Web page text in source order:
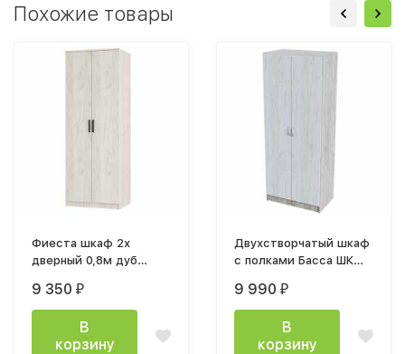
Похожие товары
Фиеста шкаф 2х
дверный 0,8м дуб
9 350 ₽
В
корзину
Двухстворчатый шкаф
с полками Басса ШК
800х2020х506мм дуб
крафт белый/дуб
крафт серый
9 990 ₽
В
корзину